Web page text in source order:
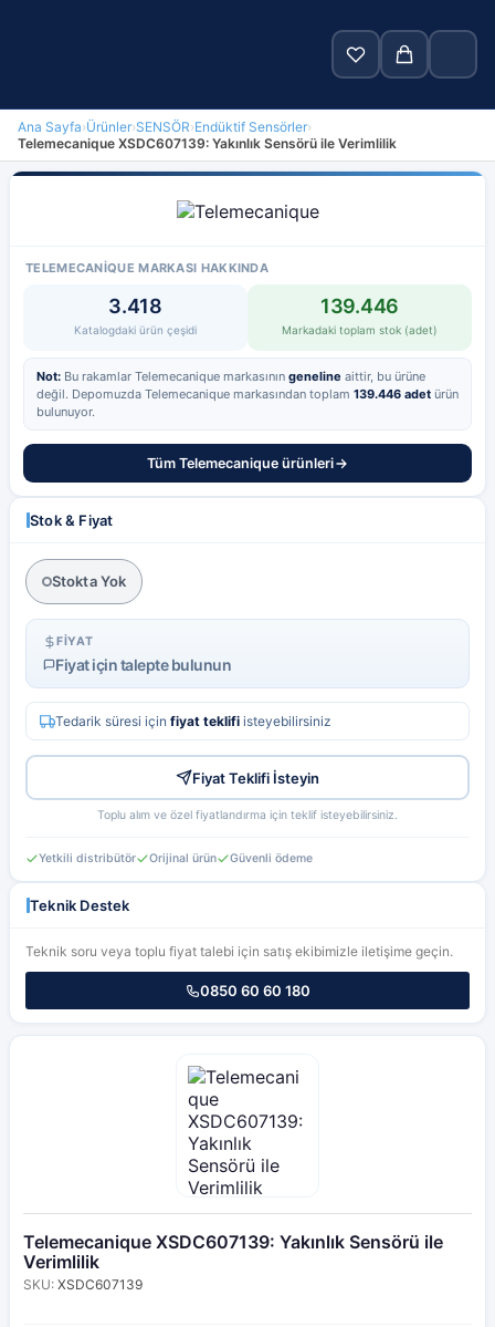
Blog
Hakkımızda
İletişim
Hesabım
Ana Sayfa›Ürünler›SENSÖR›Endüktif Sensörler›
Telemecanique XSDC607139: Yakınlık Sensörü ile Verimlilik
Telemecanique XSDC607139: Yakınlık Sensörü ile
Verimlilik
SKU: XSDC607139
TELEMECANIQUE MARKASI HAKKINDA
3.418
Katalogdaki ürün çeşidi
139.446
Markadaki toplam stok (adet)
Not: Bu rakamlar Telemecanique markasının geneline aittir, bu ürüne
değil. Depomuzda Telemecanique markasından toplam 139.446 adet ürün
bulunuyor.
Tüm Telemecanique ürünleri
Stok & Fiyat
Stokta Yok
FIYAT
Fiyat için talepte bulunun
Tedarik süresi için fiyat teklifi isteyebilirsiniz
Fiyat Teklifi İsteyin
Toplu alım ve özel fiyatlandırma için teklif isteyebilirsiniz.
Yetkili distribütör Orijinal ürün Güvenli ödeme
Teknik Destek
Teknik soru veya toplu fiyat talebi için satış ekibimizle iletişime geçin.
0850 60 60 180